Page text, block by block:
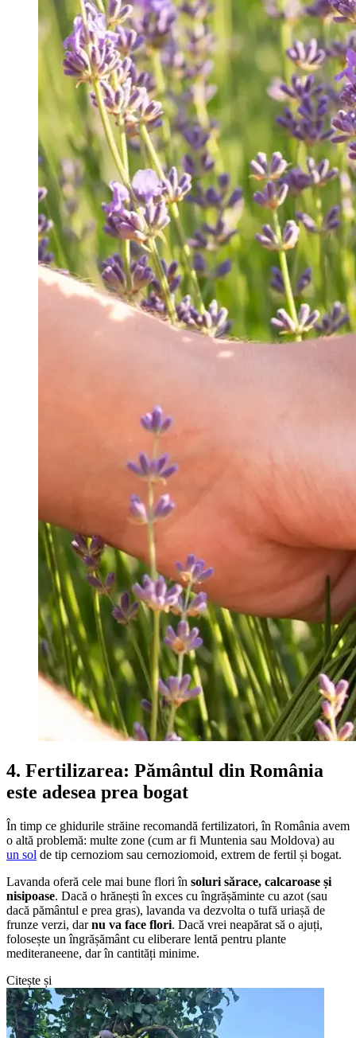
4. Fertilizarea: Pământul din România
este adesea prea bogat
În timp ce ghidurile străine recomandă fertilizatori, în România avem
o altă problemă: multe zone (cum ar fi Muntenia sau Moldova) au
un sol de tip cernoziom sau cernoziomoid, extrem de fertil și bogat.
Lavanda oferă cele mai bune flori în soluri sărace, calcaroase și
nisipoase. Dacă o hrănești în exces cu îngrășăminte cu azot (sau
dacă pământul e prea gras), lavanda va dezvolta o tufă uriașă de
frunze verzi, darnu va face flori. Dacă vrei neapărat să o ajuți,
folosește un îngrășământ cu eliberare lentă pentru plante
mediteraneene, dar în cantități minime.
Citește și